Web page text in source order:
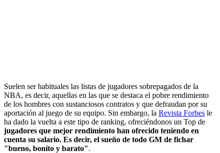
Suelen ser habituales las listas de jugadores sobrepagados de la
NBA, es decir, aquellas en las que se destaca el pobre rendimiento
de los hombres con sustanciosos contratos y que defraudan por su
aportación al juego de su equipo. Sin embargo, la Revista Forbes le
ha dado la vuelta a este tipo de ranking, ofreciéndonos un Top de
jugadores que mejor rendimiento han ofrecido teniendo en
cuenta su salario. Es decir, el sueño de todo GM de fichar
"bueno, bonito y barato".